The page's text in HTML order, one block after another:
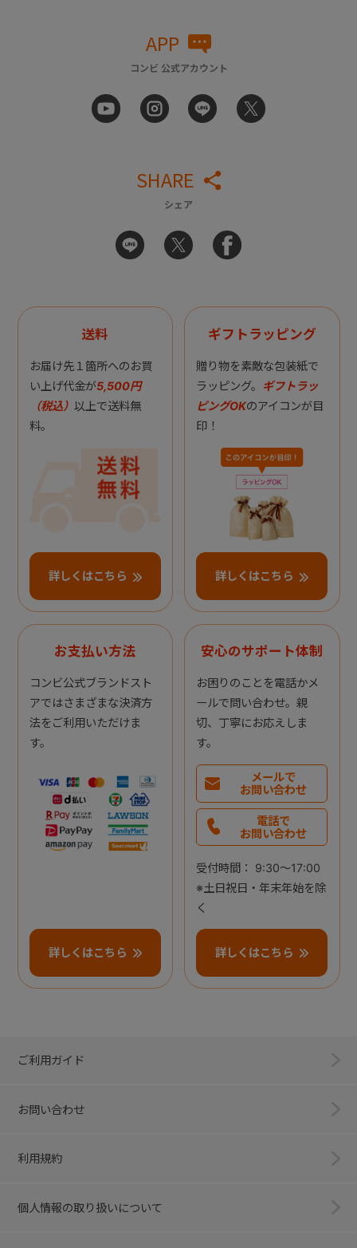
APP
コンビ 公式アカウント
SHARE
シェア
送料
お届け先１箇所へのお買
い上げ代金が5,500円
（税込） 以上で送料無
料。
詳しくはこちら
ギフトラッピング
贈り物を素敵な包装紙で
ラッピング。 ギフトラッ
ピングOKのアイコンが目
印！
詳しくはこちら
お支払い方法
コンビ公式ブランドスト
アではさまざまな決済方
法をご利用いただけま
す。
詳しくはこちら
安心のサポート体制
お困りのことを電話かメ
ールで問い合わせ。親
切、丁寧にお応えしま
す。
メールで
お問い合わせ
電話で
お問い合わせ
受付時間： 9:30～17:00
※土日祝日・年末年始を除
く
詳しくはこちら
ご利用ガイド
お問い合わせ
利用規約
個人情報の取り扱いについて